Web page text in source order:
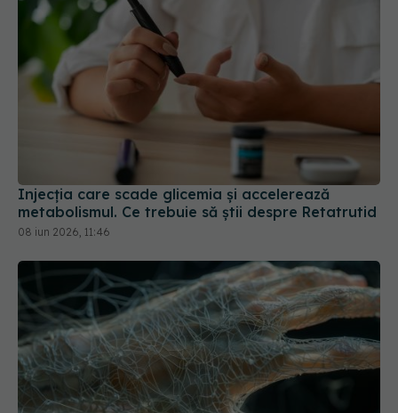
Injecția care scade glicemia și accelerează
metabolismul. Ce trebuie să știi despre Retatrutid
08 iun 2026, 11:46